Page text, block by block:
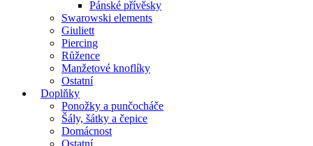
Pánské přívěsky
Swarowski elements
Giuliett
Piercing
Růžence
Manžetové knoflíky
Ostatní
Doplňky
Ponožky a punčocháče
Šály, šátky a čepice
Domácnost
Ostatní